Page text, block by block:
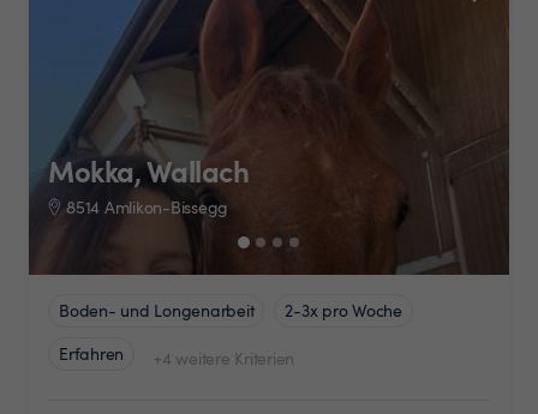
Mokka, Wallach
8514 Amlikon-Bissegg
Boden- und Longenarbeit
2-3x pro Woche
Erfahren
+4 weitere Kriterien